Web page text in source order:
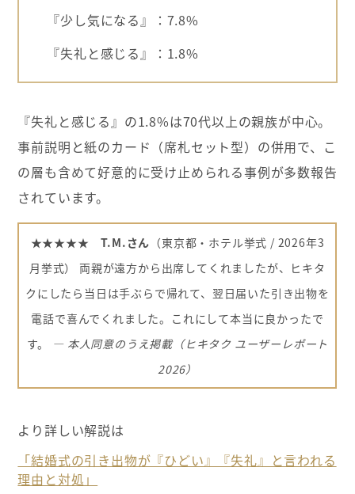
『少し気になる』：7.8%
『失礼と感じる』：1.8%
『失礼と感じる』の1.8%は70代以上の親族が中心。
事前説明と紙のカード（席札セット型）の併用で、こ
の層も含めて好意的に受け止められる事例が多数報告
されています。
★★★★★ T.M.さん （東京都・ホテル挙式 / 2026年3
月挙式） 両親が遠方から出席してくれましたが、ヒキタ
クにしたら当日は手ぶらで帰れて、翌日届いた引き出物を
電話で喜んでくれました。これにして本当に良かったで
す。 ― 本人同意のうえ掲載（ヒキタク ユーザーレポート
2026）
より詳しい解説は
「結婚式の引き出物が『ひどい』『失礼』と言われる
理由と対処」